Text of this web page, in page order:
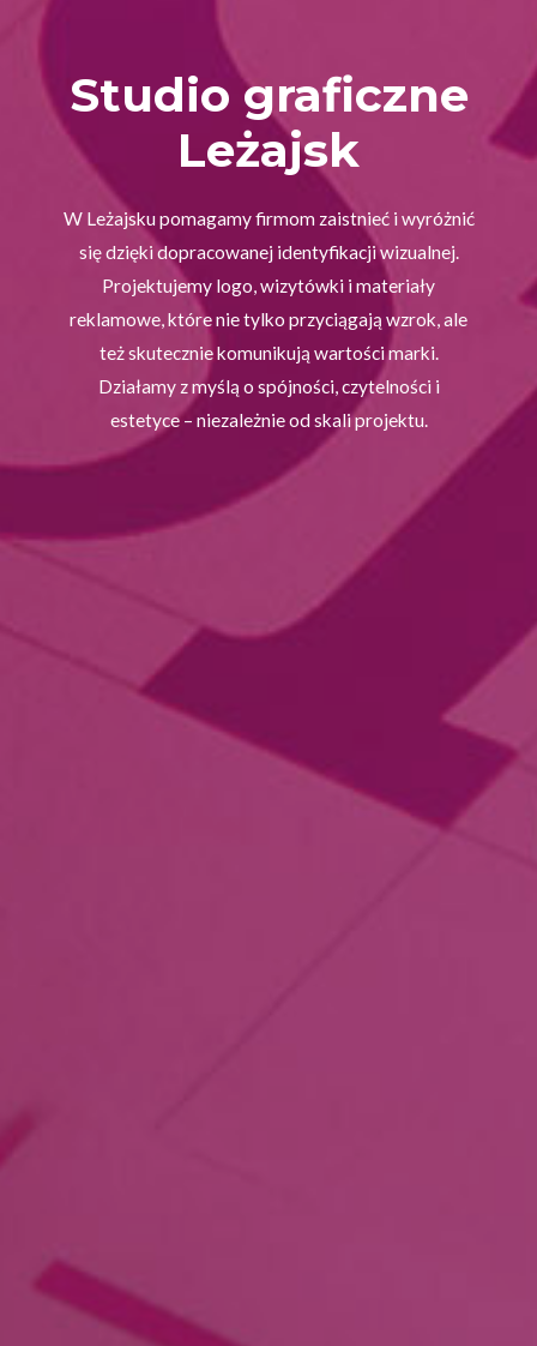
Studio graficzne
Leżajsk
W Leżajsku pomagamy firmom zaistnieć i wyróżnić
się dzięki dopracowanej identyfikacji wizualnej.
Projektujemy logo, wizytówki i materiały
reklamowe, które nie tylko przyciągają wzrok, ale
też skutecznie komunikują wartości marki.
Działamy z myślą o spójności, czytelności i
estetyce – niezależnie od skali projektu.